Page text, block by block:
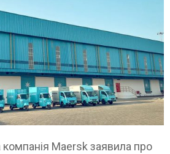
компанія Maersk заявила про